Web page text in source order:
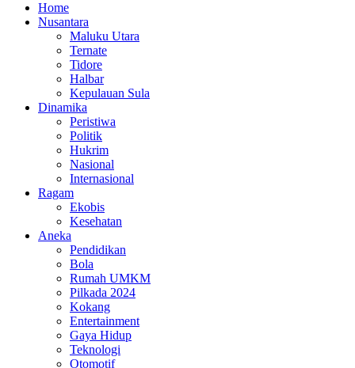
Home
Nusantara
Maluku Utara
Ternate
Tidore
Halbar
Kepulauan Sula
Dinamika
Peristiwa
Politik
Hukrim
Nasional
Internasional
Ragam
Ekobis
Kesehatan
Aneka
Pendidikan
Bola
Rumah UMKM
Pilkada 2024
Kokang
Entertainment
Gaya Hidup
Teknologi
Otomotif